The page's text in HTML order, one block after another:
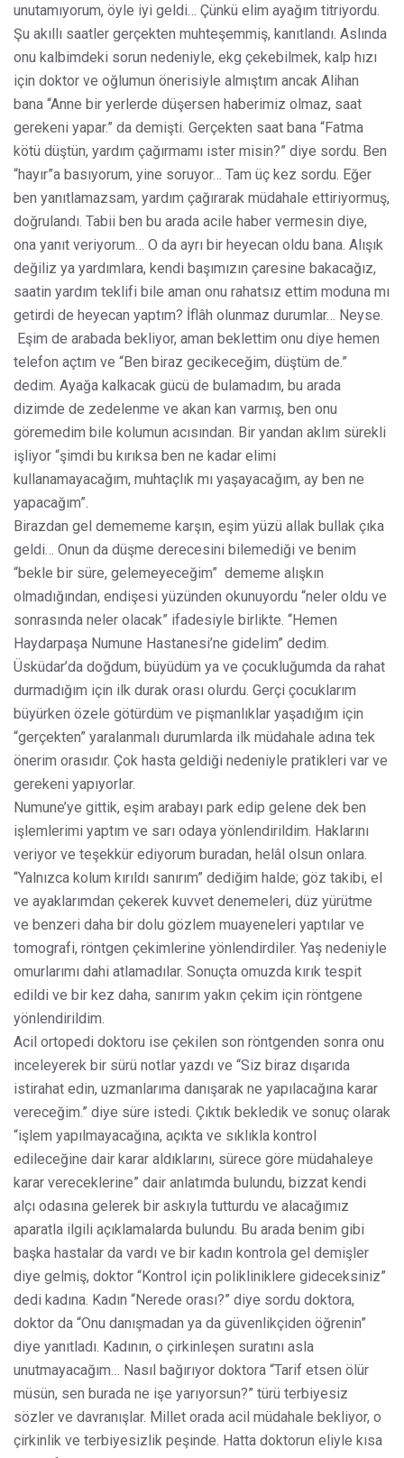
unutamıyorum, öyle iyi geldi… Çünkü elim ayağım titriyordu.
Şu akıllı saatler gerçekten muhteşemmiş, kanıtlandı. Aslında
onu kalbimdeki sorun nedeniyle, ekg çekebilmek, kalp hızı
için doktor ve oğlumun önerisiyle almıştım ancak Alihan
bana “Anne bir yerlerde düşersen haberimiz olmaz, saat
gerekeni yapar.” da demişti. Gerçekten saat bana “Fatma
kötü düştün, yardım çağırmamı ister misin?” diye sordu. Ben
“hayır”a basıyorum, yine soruyor… Tam üç kez sordu. Eğer
ben yanıtlamazsam, yardım çağırarak müdahale ettiriyormuş,
doğrulandı. Tabii ben bu arada acile haber vermesin diye,
ona yanıt veriyorum… O da ayrı bir heyecan oldu bana. Alışık
değiliz ya yardımlara, kendi başımızın çaresine bakacağız,
saatin yardım teklifi bile aman onu rahatsız ettim moduna mı
getirdi de heyecan yaptım? İflâh olunmaz durumlar… Neyse.
Eşim de arabada bekliyor, aman beklettim onu diye hemen
telefon açtım ve “Ben biraz gecikeceğim, düştüm de.”
dedim. Ayağa kalkacak gücü de bulamadım, bu arada
dizimde de zedelenme ve akan kan varmış, ben onu
göremedim bile kolumun acısından. Bir yandan aklım sürekli
işliyor “şimdi bu kırıksa ben ne kadar elimi
kullanamayacağım, muhtaçlık mı yaşayacağım, ay ben ne
yapacağım”.
Birazdan gel demememe karşın, eşim yüzü allak bullak çıka
geldi… Onun da düşme derecesini bilemediği ve benim
“bekle bir süre, gelemeyeceğim” dememe alışkın
olmadığından, endişesi yüzünden okunuyordu “neler oldu ve
sonrasında neler olacak” ifadesiyle birlikte. “Hemen
Haydarpaşa Numune Hastanesi’ne gidelim” dedim.
Üsküdar’da doğdum, büyüdüm ya ve çocukluğumda da rahat
durmadığım için ilk durak orası olurdu. Gerçi çocuklarım
büyürken özele götürdüm ve pişmanlıklar yaşadığım için
“gerçekten” yaralanmalı durumlarda ilk müdahale adına tek
önerim orasıdır. Çok hasta geldiği nedeniyle pratikleri var ve
gerekeni yapıyorlar.
Numune’ye gittik, eşim arabayı park edip gelene dek ben
işlemlerimi yaptım ve sarı odaya yönlendirildim. Haklarını
veriyor ve teşekkür ediyorum buradan, helâl olsun onlara.
“Yalnızca kolum kırıldı sanırım” dediğim halde; göz takibi, el
ve ayaklarımdan çekerek kuvvet denemeleri, düz yürütme
ve benzeri daha bir dolu gözlem muayeneleri yaptılar ve
tomografi, röntgen çekimlerine yönlendirdiler. Yaş nedeniyle
omurlarımı dahi atlamadılar. Sonuçta omuzda kırık tespit
edildi ve bir kez daha, sanırım yakın çekim için röntgene
yönlendirildim.
Acil ortopedi doktoru ise çekilen son röntgenden sonra onu
inceleyerek bir sürü notlar yazdı ve “Siz biraz dışarıda
istirahat edin, uzmanlarıma danışarak ne yapılacağına karar
vereceğim.” diye süre istedi. Çıktık bekledik ve sonuç olarak
“işlem yapılmayacağına, açıkta ve sıklıkla kontrol
edileceğine dair karar aldıklarını, sürece göre müdahaleye
karar vereceklerine” dair anlatımda bulundu, bizzat kendi
alçı odasına gelerek bir askıyla tutturdu ve alacağımız
aparatla ilgili açıklamalarda bulundu. Bu arada benim gibi
başka hastalar da vardı ve bir kadın kontrola gel demişler
diye gelmiş, doktor “Kontrol için polikliniklere gideceksiniz”
dedi kadına. Kadın “Nerede orası?” diye sordu doktora,
doktor da “Onu danışmadan ya da güvenlikçiden öğrenin”
diye yanıtladı. Kadının, o çirkinleşen suratını asla
unutmayacağım… Nasıl bağırıyor doktora “Tarif etsen ölür
müsün, sen burada ne işe yarıyorsun?” türü terbiyesiz
sözler ve davranışlar. Millet orada acil müdahale bekliyor, o
çirkinlik ve terbiyesizlik peşinde. Hatta doktorun eliyle kısa